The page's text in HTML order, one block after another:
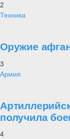
2
Техника
Оружие
3
Армия
получила
4